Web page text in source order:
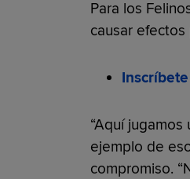
Para los
causar
“Aquí
ejemplo de
compromiso.